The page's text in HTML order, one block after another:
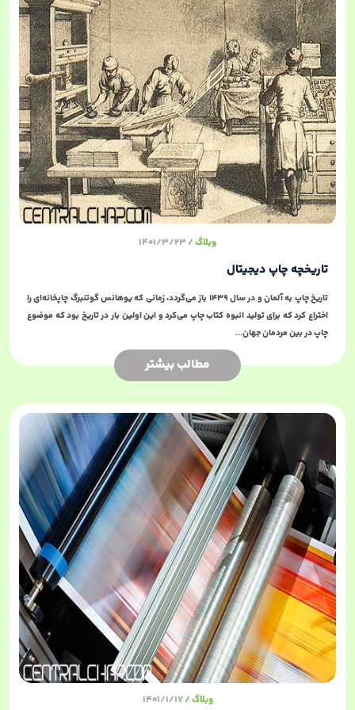
در مقابل، چاپ معمولی بیشتر برای سفارش‌های
تیراژ بالا و ثابت مناسب است و امکان چاپ متنوع یا
تغییر جزئیات در آن محدود است. چاپ دیجیتال نه
تنها انعطاف بیشتری دارد بلکه باعث کاهش زمان
آماده‌سازی و تحویل سفارش نیز می‌شود و کیفیت
رنگ و وضوح تصاویر در نسخه‌های چاپی دقیق‌تر
از چاپ معمولی است. برای همین بسیاری از
کسب‌وکارها و مؤسسات آموزشی به چاپ دیجیتال
روی می‌آورند.
ویژگی‌های چاپ اختصاصی
دیجیتال بدون صحافی
چاپ دیجیتال اختصاصی بدون صحافی مزایای
بسیاری دارد و به شما اجازه می‌دهد چاپ‌ها را
دقیقاً مطابق نیاز خود سفارش دهید:
انعطاف در انتخاب اندازه و ابعاد:
از سایز
A5 تا A3 یا اندازه‌های سفارشی.
تنوع در نوع کاغذ:کاغذ تحریر، گلاسه، کتان
و کاغذهای فانتزی.
چاپ رنگی یا سیاه‌وسفید:بسته به نوع
محتوا و کاربرد سفارش.
امکان چاپ تیراژ پایین : مناسب نمونه اولیه
وبلاگ 1401/3/23
تاریخچه چاپ دیجیتال
تاریخ چاپ به آلمان و در سال ۱۴۳۹ باز می‌گردد، زمانی که یوهانس گوتنبرگ چاپخانه‌ای را
اختراع کرد که برای تولید انبوه کتاب چاپ می‌کرد و این اولین بار در تاریخ بود که موضوع
چاپ در بین مردمان جهان...
مطالب بیشتر
وبلاگ 1401/1/17